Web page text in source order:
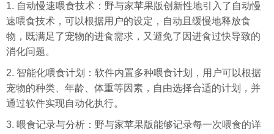
1. 自动慢速喂食技术：野与家苹果版创新性地引入了自动慢
速喂食技术，可以根据用户的设定，自动且缓慢地释放食
物，既满足了宠物的进食需求，又避免了因进食过快导致的
消化问题。
2. 智能化喂食计划：软件内置多种喂食计划，用户可以根据
宠物的种类、年龄、体重等因素，自由选择合适的计划，并
通过软件实现自动化执行。
3. 喂食记录与分析：野与家苹果版能够记录每一次喂食的详